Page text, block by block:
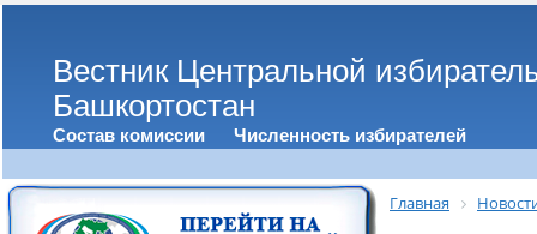
Вестник Центральной
Башкортостан
Состав комиссии Численность избирателей
Главная